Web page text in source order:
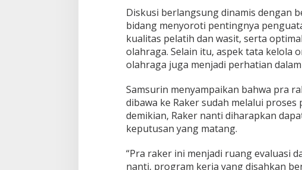
Diskusi berlangsung dinamis dengan
bidang menyoroti pentingnya
kualitas pelatih dan wasit, serta
olahraga. Selain itu, aspek tata kelola
olahraga juga menjadi perhatian
Samsurin menyampaikan bahwa pra
dibawa ke Raker sudah melalui
demikian, Raker nanti diharapkan
keputusan yang matang.
“Pra raker ini menjadi ruang evaluasi
nanti, program kerja yang disahkan